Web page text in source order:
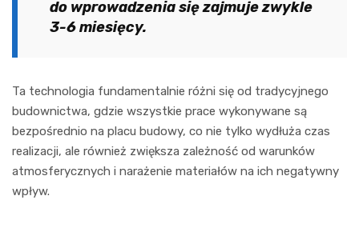
do wprowadzenia się zajmuje zwykle
3-6 miesięcy.
Ta technologia fundamentalnie różni się od tradycyjnego
budownictwa, gdzie wszystkie prace wykonywane są
bezpośrednio na placu budowy, co nie tylko wydłuża czas
realizacji, ale również zwiększa zależność od warunków
atmosferycznych i narażenie materiałów na ich negatywny
wpływ.